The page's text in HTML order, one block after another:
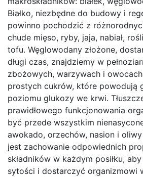
Białko, niezbędne do budowy i
powinno pochodzić z
chude mięso, ryby, jaja, nabiał,
tofu. Węglowodany złożone,
długi czas, znajdziemy w
zbożowych, warzywach i
prostych cukrów, które powodują
poziomu glukozy we krwi.
prawidłowego funkcjonowania
być przede wszystkim
awokado, orzechów, nasion i
jest zachowanie odpowiednich
składników w każdym posiłku,
sytości i dostarczyć organizmowi